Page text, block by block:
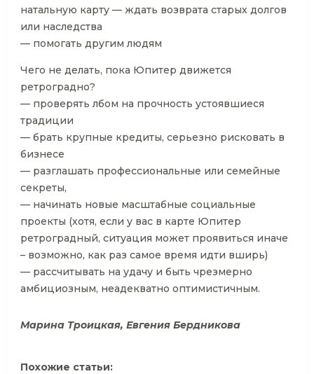
натальную карту — ждать возврата старых долгов
или наследства
— помогать другим людям
Чего не делать, пока Юпитер движется
ретроградно?
— проверять лбом на прочность устоявшиеся
традиции
— брать крупные кредиты, серьезно рисковать в
бизнесе
— разглашать профессиональные или семейные
секреты,
— начинать новые масштабные социальные
проекты (хотя, если у вас в карте Юпитер
ретроградный, ситуация может проявиться иначе
– возможно, как раз самое время идти вширь)
— рассчитывать на удачу и быть чрезмерно
амбициозным, неадекватно оптимистичным.
Марина Троицкая, Евгения Бердникова
Похожие статьи: